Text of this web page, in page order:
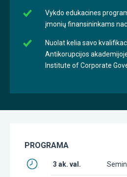
Vykdo edukacines
įmonių finansininkams
Nuolat kelia savo
Antikorupcijos
Institute of Corporate
PROGRAMA
3 ak. val.